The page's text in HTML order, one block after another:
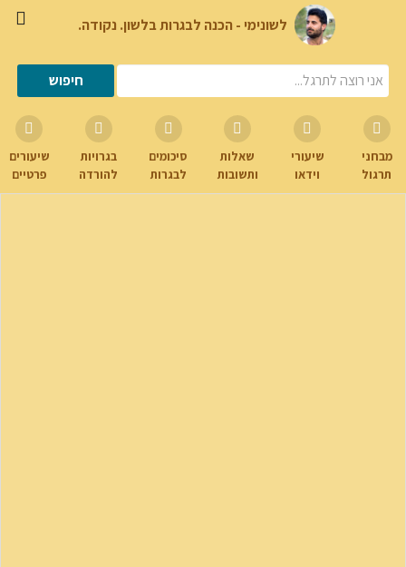
לשונימי - הכנה לבגרות בלשון. נקודה.
מבחני
תרגול
שיעורי
וידאו
שאלות
ותשובות
סיכומים
לבגרות
בגרויות
להורדה
שיעורים
פרטיים